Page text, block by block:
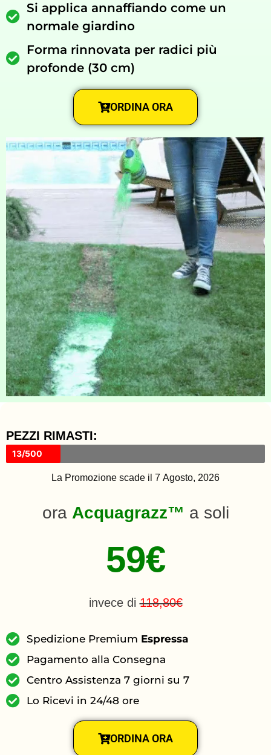
Si applica annaffiando come un
normale giardino
Forma rinnovata per radici più
profonde (30 cm)
ORDINA ORA
PEZZI RIMASTI:
13/500
La Promozione scade il 7 Agosto, 2026
ora Acquagrazz™ a soli
59€
invece di118,80€
Spedizione Premium Espressa
Pagamento alla Consegna
Centro Assistenza 7 giorni su 7
Lo Ricevi in 24/48 ore
ORDINA ORA